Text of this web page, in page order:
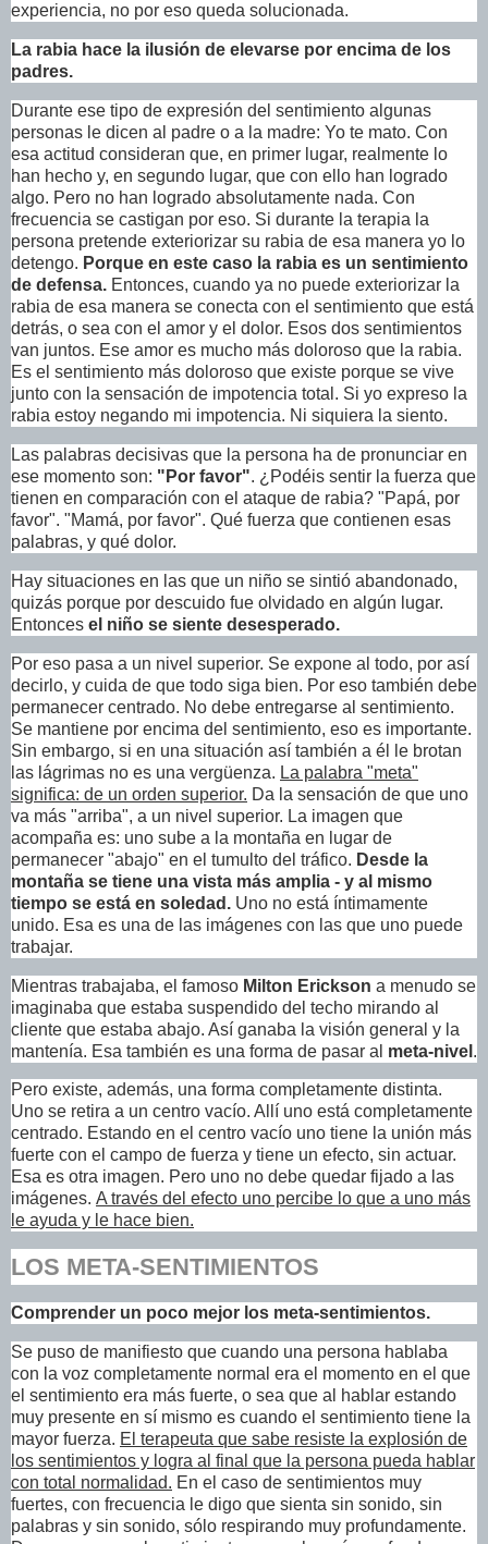
experiencia, no por eso queda solucionada.
La rabia hace la ilusión de elevarse por encima de los
padres.
Durante ese tipo de expresión del sentimiento algunas
personas le dicen al padre o a la madre: Yo te mato. Con
esa actitud consideran que, en primer lugar, realmente lo
han hecho y, en segundo lugar, que con ello han logrado
algo. Pero no han logrado absolutamente nada. Con
frecuencia se castigan por eso. Si durante la terapia la
persona pretende exteriorizar su rabia de esa manera yo lo
detengo. Porque en este caso la rabia es un sentimiento
de defensa. Entonces, cuando ya no puede exteriorizar la
rabia de esa manera se conecta con el sentimiento que está
detrás, o sea con el amor y el dolor. Esos dos sentimientos
van juntos. Ese amor es mucho más doloroso que la rabia.
Es el sentimiento más doloroso que existe porque se vive
junto con la sensación de impotencia total. Si yo expreso la
rabia estoy negando mi impotencia. Ni siquiera la siento.
Las palabras decisivas que la persona ha de pronunciar en
ese momento son: "Por favor". ¿Podéis sentir la fuerza que
tienen en comparación con el ataque de rabia? "Papá, por
favor". "Mamá, por favor". Qué fuerza que contienen esas
palabras, y qué dolor.
Hay situaciones en las que un niño se sintió abandonado,
quizás porque por descuido fue olvidado en algún lugar.
Entonces el niño se siente desesperado.
Por eso pasa a un nivel superior. Se expone al todo, por así
decirlo, y cuida de que todo siga bien. Por eso también debe
permanecer centrado. No debe entregarse al sentimiento.
Se mantiene por encima del sentimiento, eso es importante.
Sin embargo, si en una situación así también a él le brotan
las lágrimas no es una vergüenza. La palabra "meta"
significa: de un orden superior. Da la sensación de que uno
va más "arriba", a un nivel superior. La imagen que
acompaña es: uno sube a la montaña en lugar de
permanecer "abajo" en el tumulto del tráfico. Desde la
montaña se tiene una vista más amplia - y al mismo
tiempo se está en soledad. Uno no está íntimamente
unido. Esa es una de las imágenes con las que uno puede
trabajar.
Mientras trabajaba, el famoso Milton Erickson a menudo se
imaginaba que estaba suspendido del techo mirando al
cliente que estaba abajo. Así ganaba la visión general y la
mantenía. Esa también es una forma de pasar al meta-nivel .
Pero existe, además, una forma completamente distinta.
Uno se retira a un centro vacío. Allí uno está completamente
centrado. Estando en el centro vacío uno tiene la unión más
fuerte con el campo de fuerza y tiene un efecto, sin actuar.
Esa es otra imagen. Pero uno no debe quedar fijado a las
imágenes. A través del efecto uno percibe lo que a uno más
le ayuda y le hace bien.
LOS META-SENTIMIENTOS
Comprender un poco mejor los meta-sentimientos.
Se puso de manifiesto que cuando una persona hablaba
con la voz completamente normal era el momento en el que
el sentimiento era más fuerte, o sea que al hablar estando
muy presente en sí mismo es cuando el sentimiento tiene la
mayor fuerza. El terapeuta que sabe resiste la explosión de
los sentimientos y logra al final que la persona pueda hablar
con total normalidad. En el caso de sentimientos muy
fuertes, con frecuencia le digo que sienta sin sonido, sin
palabras y sin sonido, sólo respirando muy profundamente.